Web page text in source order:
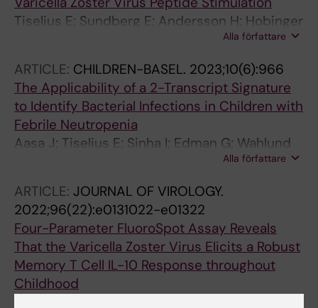
Tiselius E; Sundberg E; Andersson H; Hobinger
A; Jahnmatz P; Harila A; Palle J; Nilsson A;
Alla författare
ARTICLE: CHILDREN-BASEL. 2023;10(6):966
The Applicability of a 2-Transcript Signature
to Identify Bacterial Infections in Children with
Febrile Neutropenia
Aasa J; Tiselius E; Sinha I; Edman G; Wahlund
M; Hedengren SS; Nilsson A; Berggren A
Alla författare
ARTICLE: JOURNAL OF VIROLOGY.
2022;96(22):e0131022-e01322
Four-Parameter FluoroSpot Assay Reveals
That the Varicella Zoster Virus Elicits a Robust
Memory T Cell IL-10 Response throughout
Childhood